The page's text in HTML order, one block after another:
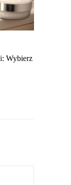
Wybierz